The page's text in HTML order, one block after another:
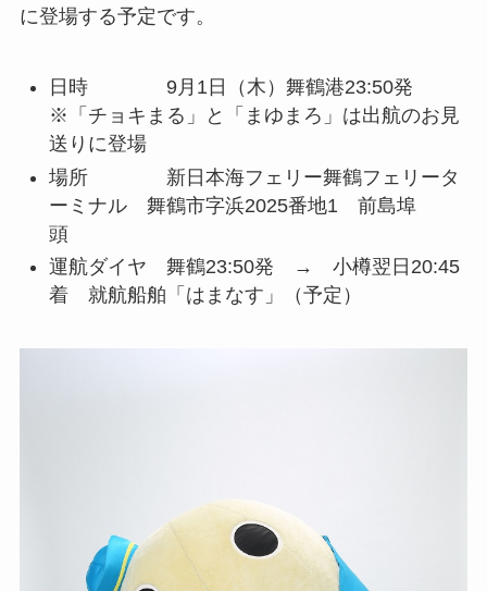
に登場する予定です。
日時 9月1日（木）舞鶴港23:50発
※「チョキまる」と「まゆまろ」は出航のお見
送りに登場
場所 新日本海フェリー舞鶴フェリータ
ーミナル 舞鶴市字浜2025番地1 前島埠
頭
運航ダイヤ 舞鶴23:50発 → 小樽翌日20:45
着 就航船舶「はまなす」（予定）